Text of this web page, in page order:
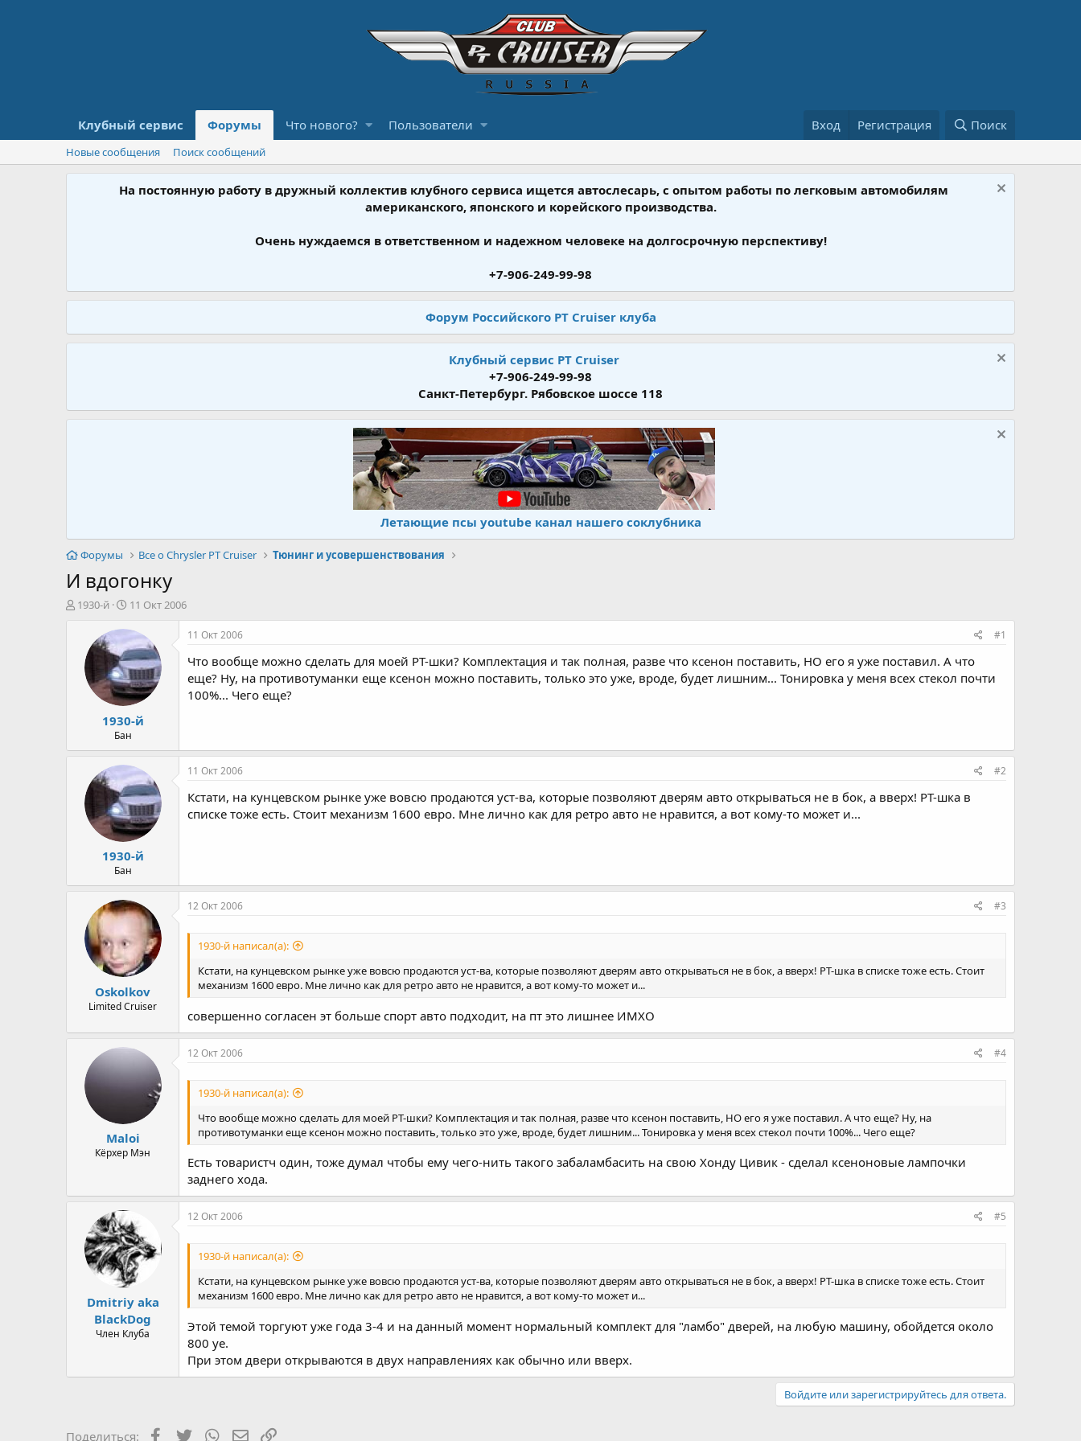
Клубный сервис Форумы Что нового? Пользователи Вход Регистрация Поиск
Новые сообщения Поиск сообщений
На постоянную работу в дружный коллектив клубного сервиса ищется автослесарь, с опытом работы по легковым автомобилям
американского, японского и корейского производства.
Очень нуждаемся в ответственном и надежном человеке на долгосрочную перспективу!
+7-906-249-99-98
Форум Российского PT Cruiser клуба
Клубный сервис PT Cruiser
+7-906-249-99-98
Санкт-Петербург. Рябовское шоссе 118
Летающие псы youtube канал нашего соклубника
Форумы Все о Chrysler PT Cruiser Тюнинг и усовершенствования
И вдогонку
А1930-й
Д
т
а
н
а
ч
а
л
а
11 Окт 2006
1930-й
Бан
11 Окт 2006 #1
Что вообще можно сделать для моей PT-шки? Комплектация и так полная, разве что ксенон поставить, НО его я уже поставил. А что
еще? Ну, на противотуманки еще ксенон можно поставить, только это уже, вроде, будет лишним... Тонировка у меня всех стекол почти
100%... Чего еще?
1930-й
Бан
11 Окт 2006 #2
Кстати, на кунцевском рынке уже вовсю продаются уст-ва, которые позволяют дверям авто открываться не в бок, а вверх! PT-шка в
списке тоже есть. Стоит механизм 1600 евро. Мне лично как для ретро авто не нравится, а вот кому-то может и...
Oskolkov
Limited Cruiser
12 Окт 2006 #3
1930-й написал(а):
Кстати, на кунцевском рынке уже вовсю продаются уст-ва, которые позволяют дверям авто открываться не в бок, а вверх! PT-шка в списке тоже есть. Стоит
механизм 1600 евро. Мне лично как для ретро авто не нравится, а вот кому-то может и...
совершенно согласен эт больше спорт авто подходит, на пт это лишнее ИМХО
Maloi
Кёрхер Мэн
12 Окт 2006 #4
1930-й написал(а):
Что вообще можно сделать для моей PT-шки? Комплектация и так полная, разве что ксенон поставить, НО его я уже поставил. А что еще? Ну, на
противотуманки еще ксенон можно поставить, только это уже, вроде, будет лишним... Тонировка у меня всех стекол почти 100%... Чего еще?
Есть товаристч один, тоже думал чтобы ему чего-нить такого забаламбасить на свою Хонду Цивик - сделал ксеноновые лампочки
заднего хода.
Dmitriy aka
BlackDog
Член Клуба
12 Окт 2006 #5
1930-й написал(а):
Кстати, на кунцевском рынке уже вовсю продаются уст-ва, которые позволяют дверям авто открываться не в бок, а вверх! PT-шка в списке тоже есть. Стоит
механизм 1600 евро. Мне лично как для ретро авто не нравится, а вот кому-то может и...
Этой темой торгуют уже года 3-4 и на данный момент нормальный комплект для "ламбо" дверей, на любую машину, обойдется около
800 уе.
При этом двери открываются в двух направлениях как обычно или вверх.
Войдите или зарегистрируйтесь для ответа.
Поделиться: Facebook
TwitterWhatsAppЭлектронная почта
Ссылка